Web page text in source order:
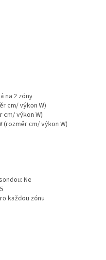
na 2 zóny
cm/ výkon W)
cm/ výkon W)
(rozměr cm/ výkon W)
Ne
každou zónu